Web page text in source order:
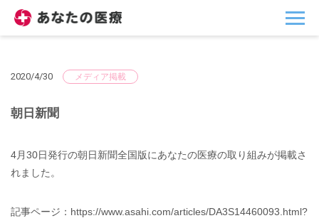
2020/4/30 メディア掲載
朝日新聞
4月30日発行の朝日新聞全国版にあなたの医療の取り組みが掲載さ
れました。
記事ページ：https://www.asahi.com/articles/DA3S14460093.html?